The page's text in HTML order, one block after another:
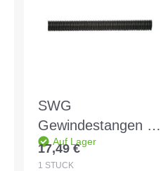
SWG
Gewindestangen vz
1mtr M16
Auf Lager
Regulärer Preis:
17,49 €
1 STÜCK